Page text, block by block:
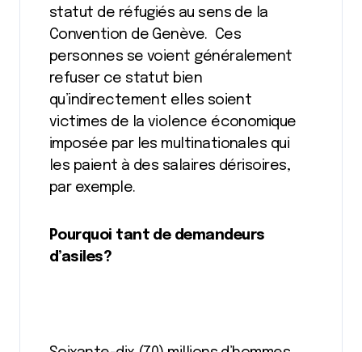
statut de réfugiés au sens de la
Convention de Genève. Ces
personnes se voient généralement
refuser ce statut bien
qu’indirectement elles soient
victimes de la violence économique
imposée par les multinationales qui
les paient à des salaires dérisoires,
par exemple.
Pourquoi tant de demandeurs
d’asiles?